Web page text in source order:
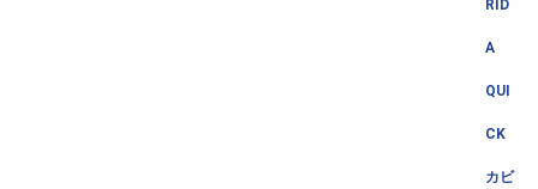
RID
A
QUI
CK
カビ